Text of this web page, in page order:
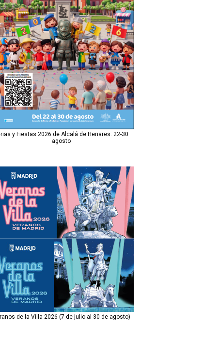
y Fiestas 2026 de Alcalá de Henares: 22-30
agosto
de la Villa 2026 (7 de julio al 30 de agosto)